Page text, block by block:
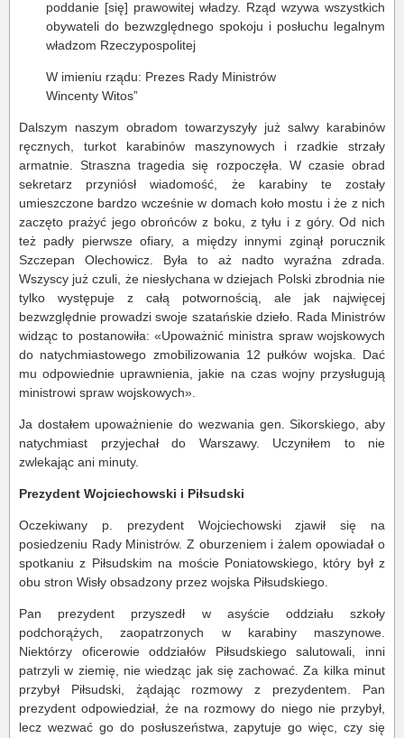
poddanie [się] prawowitej władzy. Rząd wzywa wszystkich
obywateli do bezwzględnego spokoju i posłuchu legalnym
władzom Rzeczypospolitej
W imieniu rządu: Prezes Rady Ministrów
Wincenty Witos”
Dalszym naszym obradom towarzyszyły już salwy karabinów
ręcznych, turkot karabinów maszynowych i rzadkie strzały
armatnie. Straszna tragedia się rozpoczęła. W czasie obrad
sekretarz przyniósł wiadomość, że karabiny te zostały
umieszczone bardzo wcześnie w domach koło mostu i że z nich
zaczęto prażyć jego obrońców z boku, z tyłu i z góry. Od nich
też padły pierwsze ofiary, a między innymi zginął porucznik
Szczepan Olechowicz. Była to aż nadto wyraźna zdrada.
Wszyscy już czuli, że niesłychana w dziejach Polski zbrodnia nie
tylko występuje z całą potwornością, ale jak najwięcej
bezwzględnie prowadzi swoje szatańskie dzieło. Rada Ministrów
widząc to postanowiła: «Upoważnić ministra spraw wojskowych
do natychmiastowego zmobilizowania 12 pułków wojska. Dać
mu odpowiednie uprawnienia, jakie na czas wojny przysługują
ministrowi spraw wojskowych».
Ja dostałem upoważnienie do wezwania gen. Sikorskiego, aby
natychmiast przyjechał do Warszawy. Uczyniłem to nie
zwlekając ani minuty.
Prezydent Wojciechowski i Piłsudski
Oczekiwany p. prezydent Wojciechowski zjawił się na
posiedzeniu Rady Ministrów. Z oburzeniem i żalem opowiadał o
spotkaniu z Piłsudskim na moście Poniatowskiego, który był z
obu stron Wisły obsadzony przez wojska Piłsudskiego.
Pan prezydent przyszedł w asyście oddziału szkoły
podchorążych, zaopatrzonych w karabiny maszynowe.
Niektórzy oficerowie oddziałów Piłsudskiego salutowali, inni
patrzyli w ziemię, nie wiedząc jak się zachować. Za kilka minut
przybył Piłsudski, żądając rozmowy z prezydentem. Pan
prezydent odpowiedział, że na rozmowy do niego nie przybył,
lecz wezwać go do posłuszeństwa, zapytuje go więc, czy się